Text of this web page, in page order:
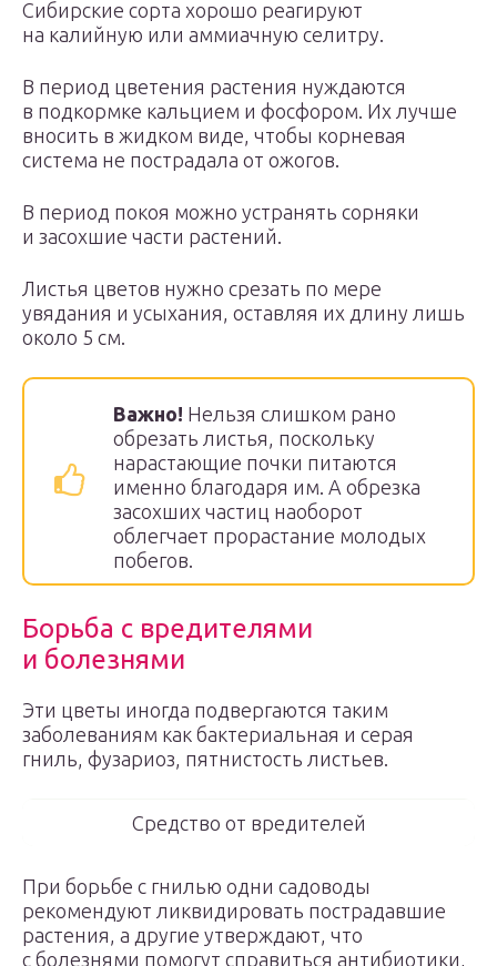
Сибирские сорта хорошо реагируют
на калийную или аммиачную селитру.
В период цветения растения нуждаются
в подкормке кальцием и фосфором. Их лучше
вносить в жидком виде, чтобы корневая
система не пострадала от ожогов.
В период покоя можно устранять сорняки
и засохшие части растений.
Листья цветов нужно срезать по мере
увядания и усыхания, оставляя их длину лишь
около 5 см.
Важно! Нельзя слишком рано
обрезать листья, поскольку
нарастающие почки питаются
именно благодаря им. А обрезка
засохших частиц наоборот
облегчает прорастание молодых
побегов.
Борьба с вредителями
и болезнями
Эти цветы иногда подвергаются таким
заболеваниям как бактериальная и серая
гниль, фузариоз, пятнистость листьев.
Средство от вредителей
При борьбе с гнилью одни садоводы
рекомендуют ликвидировать пострадавшие
растения, а другие утверждают, что
с болезнями помогут справиться антибиотики,